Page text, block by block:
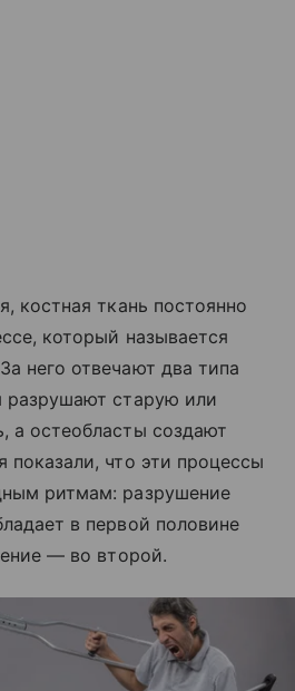
костная ткань постоянно
который называется
него отвечают два типа
разрушают старую или
а остеобласты создают
показали, что эти процессы
ритмам: разрушение
в первой половине
— во второй.